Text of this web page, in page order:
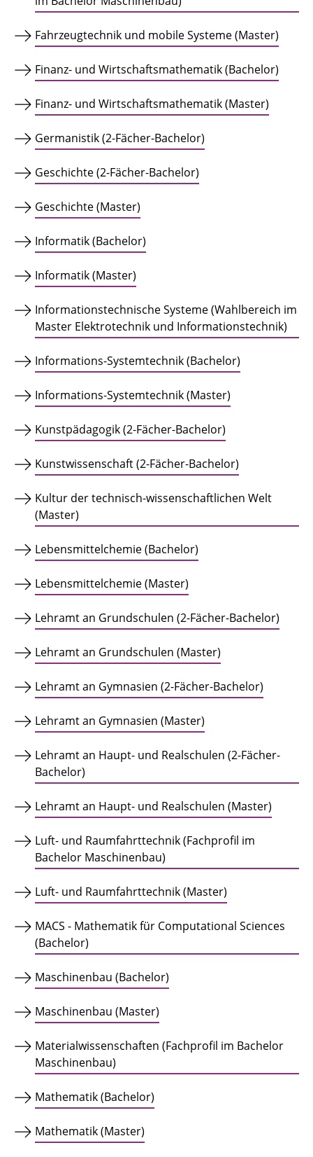
Fahrzeugtechnik und mobile Systeme (Master)
Finanz- und Wirtschaftsmathematik (Bachelor)
Finanz- und Wirtschaftsmathematik (Master)
Germanistik (2-Fächer-Bachelor)
Geschichte (2-Fächer-Bachelor)
Geschichte (Master)
Informatik (Bachelor)
Informatik (Master)
Informationstechnische Systeme (Wahlbereich im
Master Elektrotechnik und Informationstechnik)
Informations-Systemtechnik (Bachelor)
Informations-Systemtechnik (Master)
Kunstpädagogik (2-Fächer-Bachelor)
Kunstwissenschaft (2-Fächer-Bachelor)
Kultur der technisch-wissenschaftlichen Welt
(Master)
Lebensmittelchemie (Bachelor)
Lebensmittelchemie (Master)
Lehramt an Grundschulen (2-Fächer-Bachelor)
Lehramt an Grundschulen (Master)
Lehramt an Gymnasien (2-Fächer-Bachelor)
Lehramt an Gymnasien (Master)
Lehramt an Haupt- und Realschulen (2-Fächer-
Bachelor)
Lehramt an Haupt- und Realschulen (Master)
Luft- und Raumfahrttechnik (Fachprofil im
Bachelor Maschinenbau)
Luft- und Raumfahrttechnik (Master)
MACS - Mathematik für Computational Sciences
(Bachelor)
Maschinenbau (Bachelor)
Maschinenbau (Master)
Materialwissenschaften (Fachprofil im Bachelor
Maschinenbau)
Mathematik (Bachelor)
Mathematik (Master)